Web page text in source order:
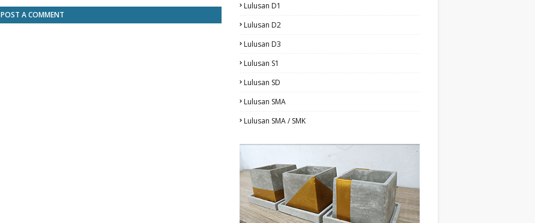
POST A COMMENT
Lulusan D1
Lulusan D2
Lulusan D3
Lulusan S1
Lulusan SD
Lulusan SMA
Lulusan SMA / SMK